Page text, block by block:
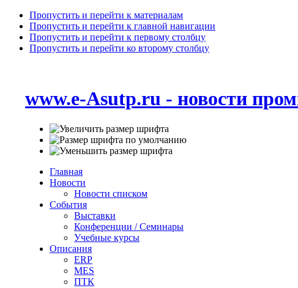
Пропустить и перейти к материалам
Пропустить и перейти к главной навигации
Пропустить и перейти к первому столбцу
Пропустить и перейти ко второму столбцу
www.e-Asutp.ru - новости
Главная
Новости
Новости списком
События
Выставки
Конференции / Семинары
Учебные курсы
Описания
ERP
MES
ПТК